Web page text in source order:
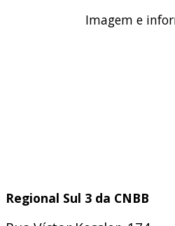
Imagem e
Regional Sul 3 da CNBB